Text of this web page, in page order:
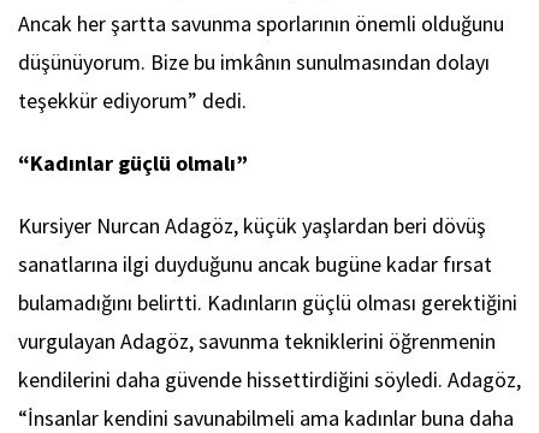
Ancak her şartta savunma sporlarının önemli olduğunu
düşünüyorum. Bize bu imkânın sunulmasından dolayı
teşekkür ediyorum” dedi.
“Kadınlar güçlü olmalı”
Kursiyer Nurcan Adagöz, küçük yaşlardan beri dövüş
sanatlarına ilgi duyduğunu ancak bugüne kadar fırsat
bulamadığını belirtti. Kadınların güçlü olması gerektiğini
vurgulayan Adagöz, savunma tekniklerini öğrenmenin
kendilerini daha güvende hissettirdiğini söyledi. Adagöz,
“İnsanlar kendini savunabilmeli ama kadınlar buna daha